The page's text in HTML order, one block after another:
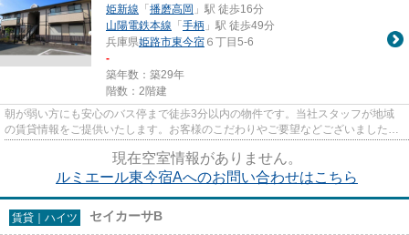
姫新線 「播磨高岡 」駅 徒歩16分
山陽電鉄本線 「手柄 」駅 徒歩49分
兵庫県姫路市東今宿 ６丁目5-6
-
築年数：築29年
階数：2階建
朝が弱い方にも安心のバス停まで徒歩3分以内の物件です。当社スタッフが地域
の賃貸情報をご提供いたします。お客様のこだわりやご要望などございました
ら、お気軽に当社へお問い合わせ...
現在空室情報がありません。
ルミエール東今宿Aへのお問い合わせはこちら
賃貸｜ハイツ セイカーサB